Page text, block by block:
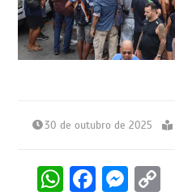
30 de outubro de 2025
W
F
M